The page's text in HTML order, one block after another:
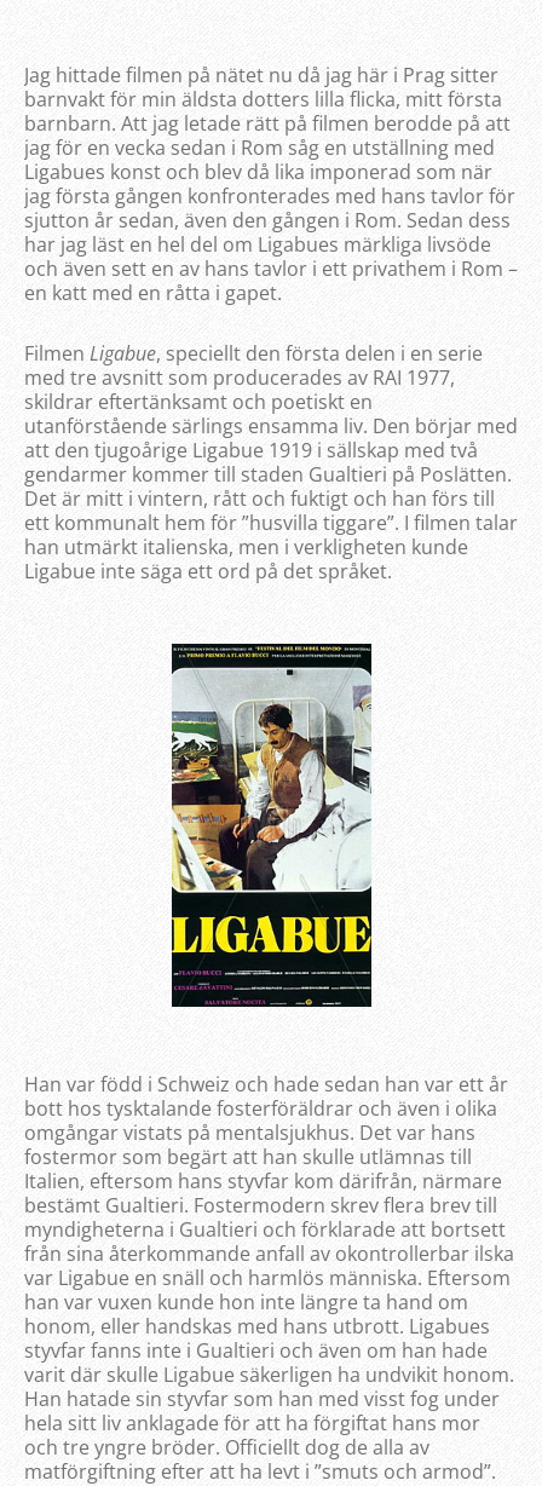
Jag hittade filmen på nätet nu då jag här i Prag sitter
barnvakt för min äldsta dotters lilla flicka, mitt första
barnbarn. Att jag letade rätt på filmen berodde på att
jag för en vecka sedan i Rom såg en utställning med
Ligabues konst och blev då lika imponerad som när
jag första gången konfronterades med hans tavlor för
sjutton år sedan, även den gången i Rom. Sedan dess
har jag läst en hel del om Ligabues märkliga livsöde
och även sett en av hans tavlor i ett privathem i Rom –
en katt med en råtta i gapet.
Filmen Ligabue, speciellt den första delen i en serie
med tre avsnitt som producerades av RAI 1977,
skildrar eftertänksamt och poetiskt en
utanförstående särlings ensamma liv. Den börjar med
att den tjugoårige Ligabue 1919 i sällskap med två
gendarmer kommer till staden Gualtieri på Poslätten.
Det är mitt i vintern, rått och fuktigt och han förs till
ett kommunalt hem för ”husvilla tiggare”. I filmen talar
han utmärkt italienska, men i verkligheten kunde
Ligabue inte säga ett ord på det språket.
Han var född i Schweiz och hade sedan han var ett år
bott hos tysktalande fosterföräldrar och även i olika
omgångar vistats på mentalsjukhus. Det var hans
fostermor som begärt att han skulle utlämnas till
Italien, eftersom hans styvfar kom därifrån, närmare
bestämt Gualtieri. Fostermodern skrev flera brev till
myndigheterna i Gualtieri och förklarade att bortsett
från sina återkommande anfall av okontrollerbar ilska
var Ligabue en snäll och harmlös människa. Eftersom
han var vuxen kunde hon inte längre ta hand om
honom, eller handskas med hans utbrott. Ligabues
styvfar fanns inte i Gualtieri och även om han hade
varit där skulle Ligabue säkerligen ha undvikit honom.
Han hatade sin styvfar som han med visst fog under
hela sitt liv anklagade för att ha förgiftat hans mor
och tre yngre bröder. Officiellt dog de alla av
matförgiftning efter att ha levt i ”smuts och armod”.